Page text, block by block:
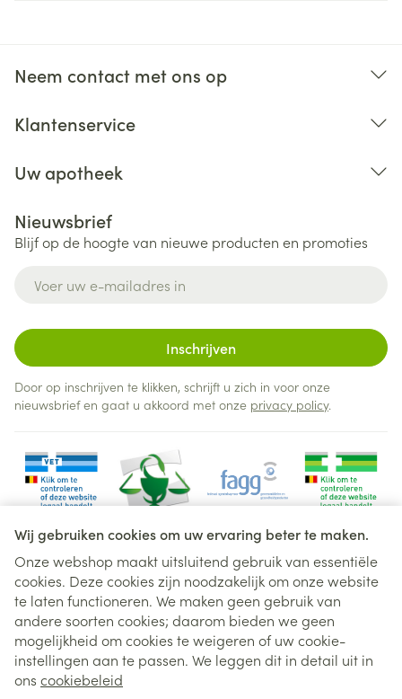
Wij gebruiken cookies om uw ervaring beter te maken.
Onze webshop maakt uitsluitend gebruik van essentiële
cookies. Deze cookies zijn noodzakelijk om onze website
te laten functioneren. We maken geen gebruik van
andere soorten cookies; daarom bieden we geen
mogelijkheid om cookies te weigeren of uw cookie-
instellingen aan te passen. We leggen dit in detail uit in
ons cookiebeleid
Neem contact met ons op
Klantenservice
Uw apotheek
Nieuwsbrief
Blijf op de hoogte van nieuwe producten en promoties
Inschrijven
Door op inschrijven te klikken, schrijft u zich in voor onze
nieuwsbrief en gaat u akkoord met onze privacy policy.
Juridische links